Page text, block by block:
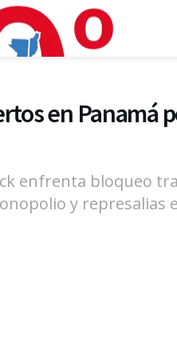
en Panamá
enfrenta bloqueo
y represalias